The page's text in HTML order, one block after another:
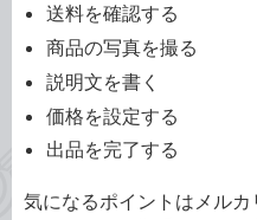
送料を確認する
商品の写真を撮る
説明文を書く
価格を設定する
出品を完了する
気になるポイントはメル